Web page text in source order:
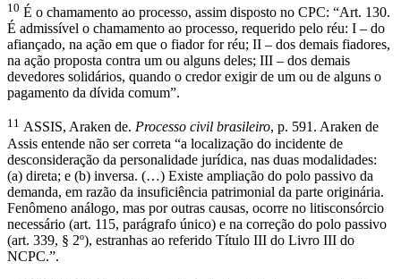
10 É o chamamento ao processo, assim disposto no CPC: “Art. 130.
É admissível o chamamento ao processo, requerido pelo réu: I – do
afiançado, na ação em que o fiador for réu; II – dos demais fiadores,
na ação proposta contra um ou alguns deles; III – dos demais
devedores solidários, quando o credor exigir de um ou de alguns o
pagamento da dívida comum”.
11 ASSIS, Araken de. Processo civil brasileiro, p. 591. Araken de
Assis entende não ser correta “a localização do incidente de
desconsideração da personalidade jurídica, nas duas modalidades:
(a) direta; e (b) inversa. (…) Existe ampliação do polo passivo da
demanda, em razão da insuficiência patrimonial da parte originária.
Fenômeno análogo, mas por outras causas, ocorre no litisconsórcio
necessário (art. 115, parágrafo único) e na correção do polo passivo
(art. 339, § 2º), estranhas ao referido Título III do Livro III do
NCPC.”.